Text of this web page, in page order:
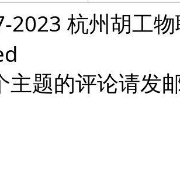
2023 杭州胡工
主题的评论请发